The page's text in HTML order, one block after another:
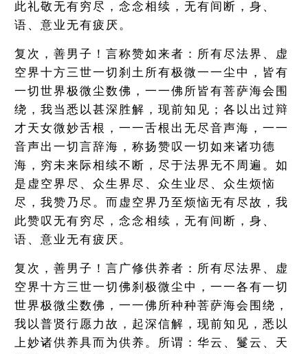
此礼敬无有穷尽，念念相续，无有间断，身、
语、意业无有疲厌。
复次，善男子！言称赞如来者：所有尽法界、虚
空界十方三世一切刹土所有极微一一尘中，皆有
一切世界极微尘数佛，一一佛所皆有菩萨海会围
绕，我当悉以甚深胜解，现前知见；各以出过辩
才天女微妙舌根，一一舌根出无尽音声海，一一
音声出一切言辞海，称扬赞叹一切如来诸功德
海，穷未来际相续不断，尽于法界无不周遍。如
是虚空界尽、众生界尽、众生业尽、众生烦恼
尽，我赞乃尽。而虚空界乃至烦恼无有尽故，我
此赞叹无有穷尽，念念相续，无有间断，身、
语、意业无有疲厌。
复次，善男子！言广修供养者：所有尽法界、虚
空界十方三世一切佛刹极微尘中，一一各有一切
世界极微尘数佛，一一佛所种种菩萨海会围绕，
我以普贤行愿力故，起深信解，现前知见，悉以
上妙诸供养具而为供养。所谓：华云、鬘云、天